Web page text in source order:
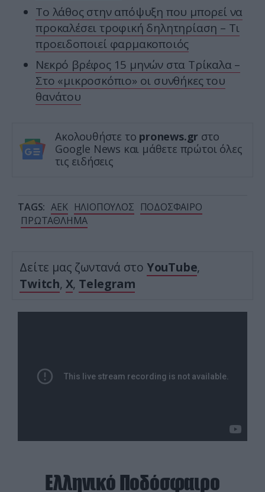
Το λάθος στην απόψυξη που μπορεί να
προκαλέσει τροφική δηλητηρίαση – Τι
προειδοποιεί φαρμακοποιός
Νεκρό βρέφος 15 μηνών στα Τρίκαλα –
Στο «μικροσκόπιο» οι συνθήκες του
θανάτου
Ακολουθήστε το pronews.gr στο
Google News και μάθετε πρώτοι όλες
τις ειδήσεις
TAGS: ΑΕΚ ΗΛΙΟΠΟΥΛΟΣ ΠΟΔΟΣΦΑΙΡΟ
ΠΡΩΤΑΘΛΗΜΑ
Δείτε μας ζωντανά στο YouTube,
Twitch, X, Telegram
Ελληνικό Ποδόσφαιρο